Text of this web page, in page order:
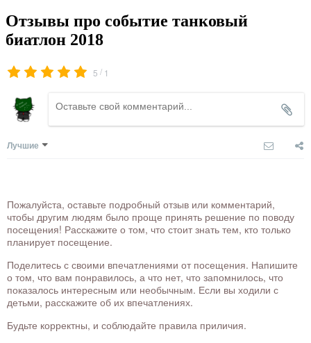
Отзывы про событие танковый
биатлон 2018
5 / 1
Лучшие
Пожалуйста, оставьте подробный отзыв или комментарий,
чтобы другим людям было проще принять решение по поводу
посещения! Расскажите о том, что стоит знать тем, кто только
планирует посещение.
Поделитесь с своими впечатлениями от посещения. Напишите
о том, что вам понравилось, а что нет, что запомнилось, что
показалось интересным или необычным. Если вы ходили с
детьми, расскажите об их впечатлениях.
Будьте корректны, и соблюдайте правила приличия.